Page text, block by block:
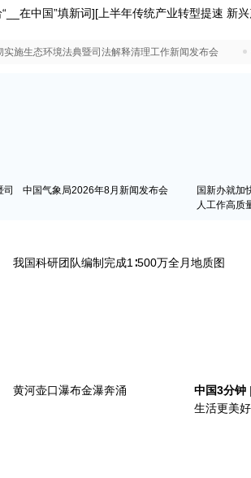
在中国”填新词][ 上半年传统产业转型提速 新
施生态环境法典暨司法解释清理工作新闻发布会
司
中国气象局2026年8月新闻发布会
国新办就加
人工作高质